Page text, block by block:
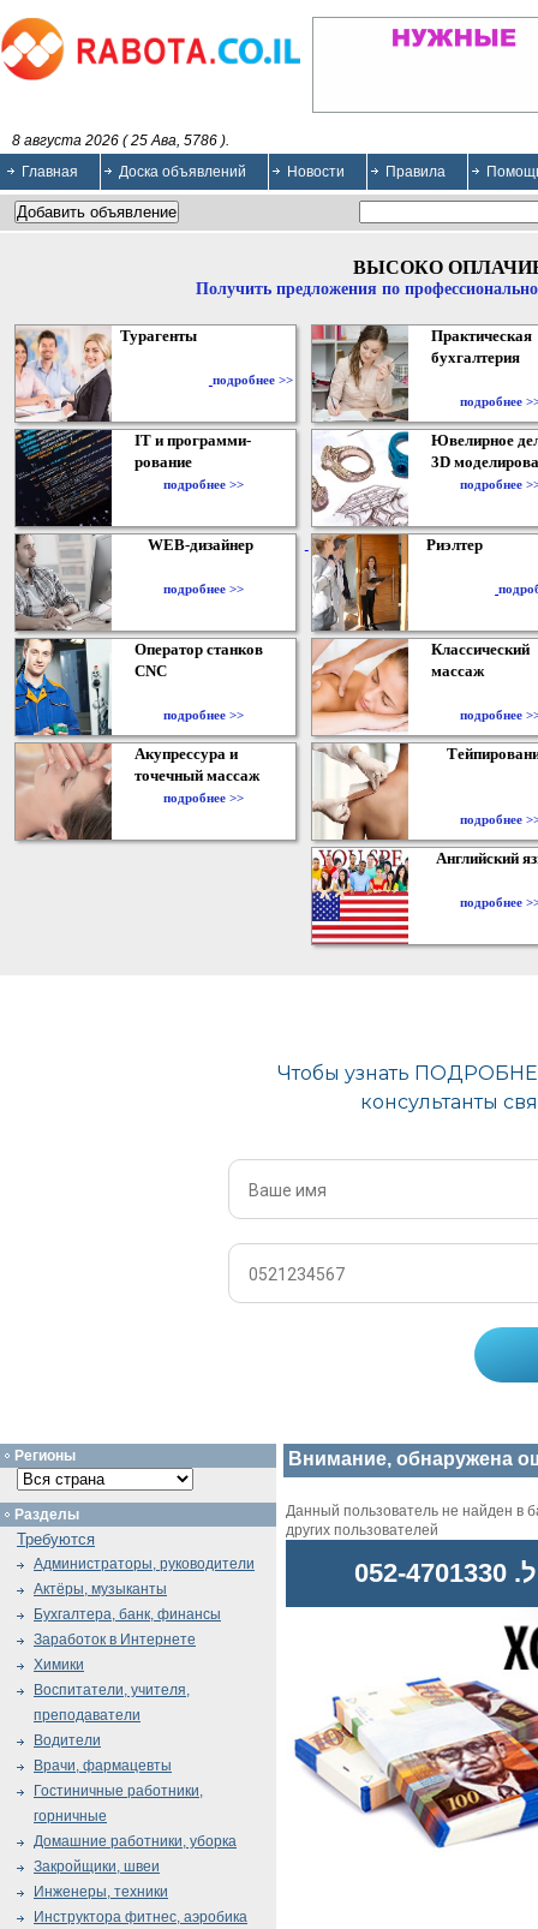
8 августа 2026 ( 25 Ава, 5786 ).
Главная
Доска объявлений Новости Правила
ВЫСОКО
Получить предложения по
Турагенты
подробнее >>
Практическая
бухгалтерия
подробнее
IT и программи-
рование
подробнее >>
Ювелирное
3D
подробнее
WEB-дизайнер
подробнее >>
Риэлтер
Оператор станков
CNC
подробнее >>
Классический
массаж
подробнее
Акупрессура и
точечный массаж
подробнее >>
подробнее
Английский
подробнее
Внимание, обнаружена
Данный пользователь не найден в
других пользователей
Регионы
Разделы
Требуются
Администраторы, руководители
Актёры, музыканты
Бухгалтера, банк, финансы
Заработок в Интернете
Химики
Воспитатели, учителя,
преподаватели
Водители
Врачи, фармацевты
Гостиничные работники,
горничные
Домашние работники, уборка
Закройщики, швеи
Инженеры, техники
Инструктора фитнес, аэробика